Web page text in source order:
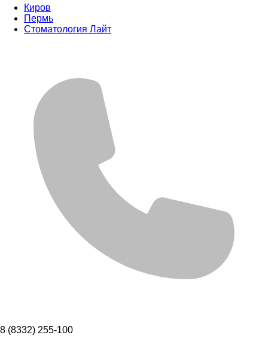
Киров
Пермь
Стоматология Лайт
8 (8332) 255-100